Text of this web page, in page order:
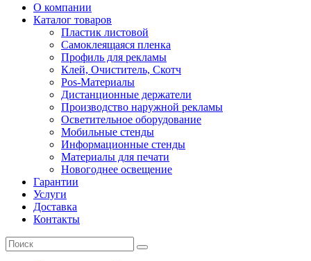
О компании
Каталог товаров
Пластик листовой
Самоклеящаяся пленка
Профиль для рекламы
Клей, Очиститель, Скотч
Pos-Материалы
Дистанционные держатели
Производство наружной рекламы
Осветительное оборудование
Мобильные стенды
Информационные стенды
Материалы для печати
Новогоднее освещение
Гарантии
Услуги
Доставка
Контакты